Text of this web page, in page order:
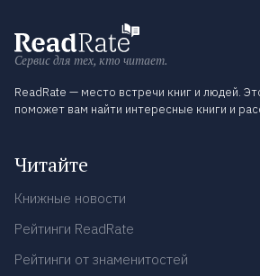
Сервис для тех, кто читает.
ReadRate — место встречи книг и людей.
поможет вам найти интересные книги и
Читайте
Книжные новости
Рейтинги ReadRate
Рейтинги от знаменитостей